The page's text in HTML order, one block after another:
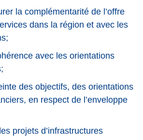
la complémentarité de l’offre
dans la région et avec les
avec les orientations
des objectifs, des orientations
en respect de l’enveloppe
projets d’infrastructures